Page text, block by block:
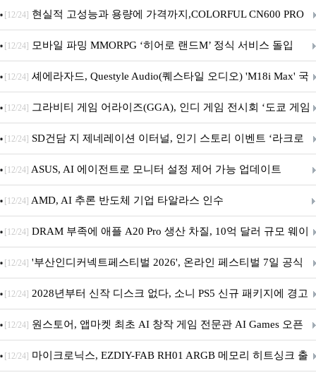
브랜드데이 기획전 진행
[12/24] 현실적 고성능과 용량에 가격까지,COLORFUL CN600 PRO
M.2 NVMe 디앤디컴 1TB
[12/24] 모바일 파밍 MMORPG ‘히어로 랜드M’ 정식 서비스 돌입
[12/24] 셰에라자드, Questyle Audio(퀘스타일 오디오) 'M18i Max' 국
내 정식 출시
[12/24] 그라비티 게임 어라이즈(GGA), 인디 게임 전시회 ‘도쿄 게임
던전 13’ 참가!
[12/24] SD건담 지 제네레이션 이터널, 인기 스토리 이벤트 ‘라크로
아의 용사’ 재개최 및 풍성한 기념 이벤트 실시!
[12/24] ASUS, AI 에이전트로 모니터 설정 제어 가능 업데이트
[12/24] AMD, AI 추론 반도체 기업 타알라스 인수
[12/24] DRAM 부족에 애플 A20 Pro 생산 차질, 10억 달러 규모 웨이
퍼 대기
[12/24] '부산인디커넥트페스티벌 2026', 온라인 페스티벌 7일 공식
개막... 22일간 진행
[12/24] 2028년부터 신작 디스크 없다, 소니 PS5 신규 패키지에 경고
문 추가
[12/24] 원스토어, 앱마켓 최초 AI 창작 게임 전문관 AI Games 오픈
[12/24] 마이크로닉스, EZDIY-FAB RH01 ARGB 메모리 히트싱크 출